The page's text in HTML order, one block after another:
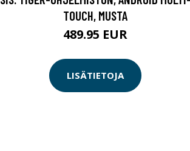
TOUCH, MUSTA
489.95 EUR
LISÄTIETOJA